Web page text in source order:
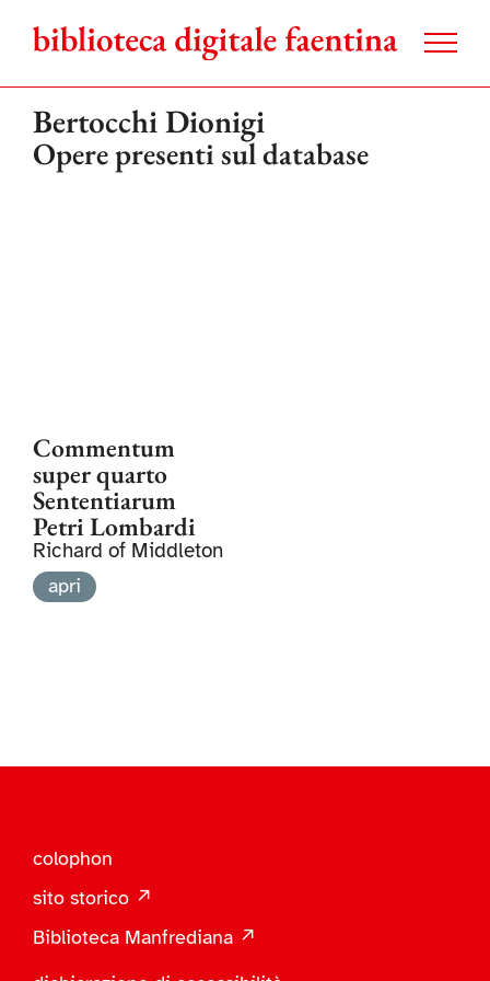
contenuto
Bertocchi Dionigi
Opere presenti sul database
Commentum
super quarto
Sententiarum
Petri Lombardi
Richard of Middleton
apri
colophon
sito storico ↗
Biblioteca Manfrediana ↗